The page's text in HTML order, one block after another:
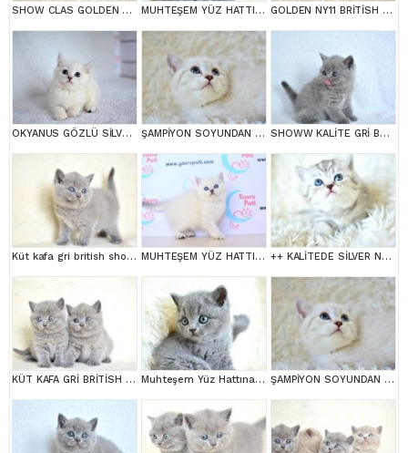
SHOW CLAS GOLDEN BRİTİSH SHORTHAİR MUHTEŞEM YÜZ HATTINA SAHİP GRİ BRİTİSH SHORTHAİR YAVRUMUZ GOLDEN NY11 BRİTİSH SHORTHAİR YAVRUMUZ
OKYANUS GÖZLÜ SİLVER POİNT BRİTİSH SHORTHAİR YAVRUMUZ erkek ŞAMPİYON SOYUNDAN LYNX BRİTİSH SHORTHAİR SHOWW KALİTE GRİ BRİTİSH SHORTHAİR YAVRUMUZ
Küt kafa gri british shorthair yavrularımız MUHTEŞEM YÜZ HATTI SİLVER BRİTİSH SHORTHAİR NS1133 ++ KALİTEDE SİLVER NS24 BRİTİSH SHORTHAİR
KÜT KAFA GRİ BRİTİSH SHORTHAİR YAVRULARIMIZ Muhteşem Yüz Hattına Sahip gri british shorthair ŞAMPİYON SOYUNDAN LYNX BRİTİSH SHORTHAİR